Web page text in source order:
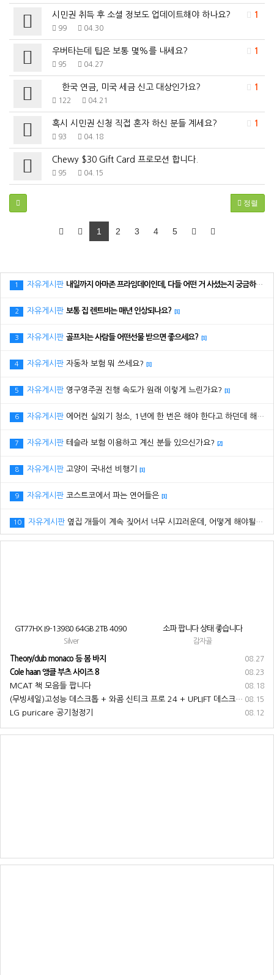
1
시민권 취득 후 소셜 정보도 업데이트해야 하나요?
99 04.30
1
우버타는데 팁은 보통 몇%를 내세요?
95 04.27
1
한국 연금, 미국 세금 신고 대상인가요?
122 04.21
1
혹시 시민권 신청 직접 혼자 하신 분들 계세요?
93 04.18
Chewy $30 Gift Card 프로모션 합니다.
95 04.15
정렬
1 2 3 4 5
1 자유게시판 내일까지 아마존 프라임데이인데, 다들 어떤 거 사셨는지 궁금하네요.
2 자유게시판 보통 집 렌트비는 매년 인상되나요? [1]
3 자유게시판 골프치는 사람들 어떤선물 받으면 좋으세요? [1]
4 자유게시판 자동차 보험 뭐 쓰세요? [1]
5 자유게시판 영구영주권 진행 속도가 원래 이렇게 느린가요? [1]
6 자유게시판 에어컨 실외기 청소, 1년에 한 번은 해야 한다고 하던데 해보신 분 있으세요?
7 자유게시판 테슬라 보험 이용하고 계신 분들 있으신가요? [2]
8 자유게시판 고양이 국내선 비행기 [1]
9 자유게시판 코스트코에서 파는 연어들은 [1]
10 자유게시판 옆집 개들이 계속 짖어서 너무 시끄러운데, 어떻게 해야될까요? ㅠㅠ
GT77HX I9-13980 64GB 2TB 4090
Silver
소파 팝니다 상태 좋습니다
감자골
08.27
Theory/club monaco 등 봄 바지
08.23
Cole haan 앵클 부츠 사이즈 8
08.18
MCAT 책 모음들 팝니다
08.15
(무빙세일)고성능 데스크톱 + 와콤 신티크 프로 24 + UPLIFT 데스크 + 기타 부속품 전부 팝니다
08.12
LG puricare 공기청정기